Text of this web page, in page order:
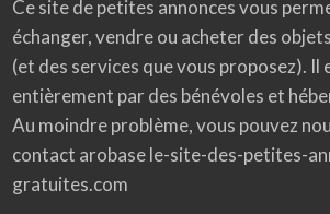
Ce site de petites annonces vous
échanger, vendre ou acheter des
(et des services que vous proposez). Il
entièrement par des bénévoles et
Au moindre problème, vous pouvez
contact arobase le-site-des-petites-
gratuites.com